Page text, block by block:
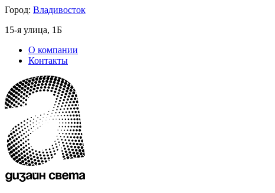
Город: Владивосток
15-я улица, 1Б
О компании
Контакты